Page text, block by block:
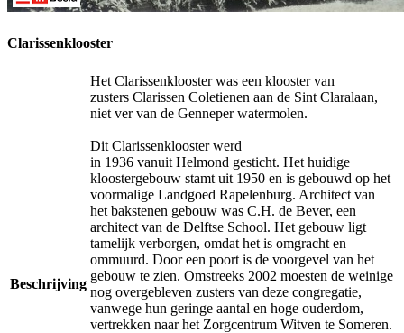
Clarissenklooster
Beschrijving
Het Clarissenklooster was een klooster van
zusters Clarissen Coletienen aan de Sint Claralaan,
niet ver van de Genneper watermolen.
Dit Clarissenklooster werd
in 1936 vanuit Helmond gesticht. Het huidige
kloostergebouw stamt uit 1950 en is gebouwd op het
voormalige Landgoed Rapelenburg. Architect van
het bakstenen gebouw was C.H. de Bever, een
architect van de Delftse School. Het gebouw ligt
tamelijk verborgen, omdat het is omgracht en
ommuurd. Door een poort is de voorgevel van het
gebouw te zien. Omstreeks 2002 moesten de weinige
nog overgebleven zusters van deze congregatie,
vanwege hun geringe aantal en hoge ouderdom,
vertrekken naar het Zorgcentrum Witven te Someren.